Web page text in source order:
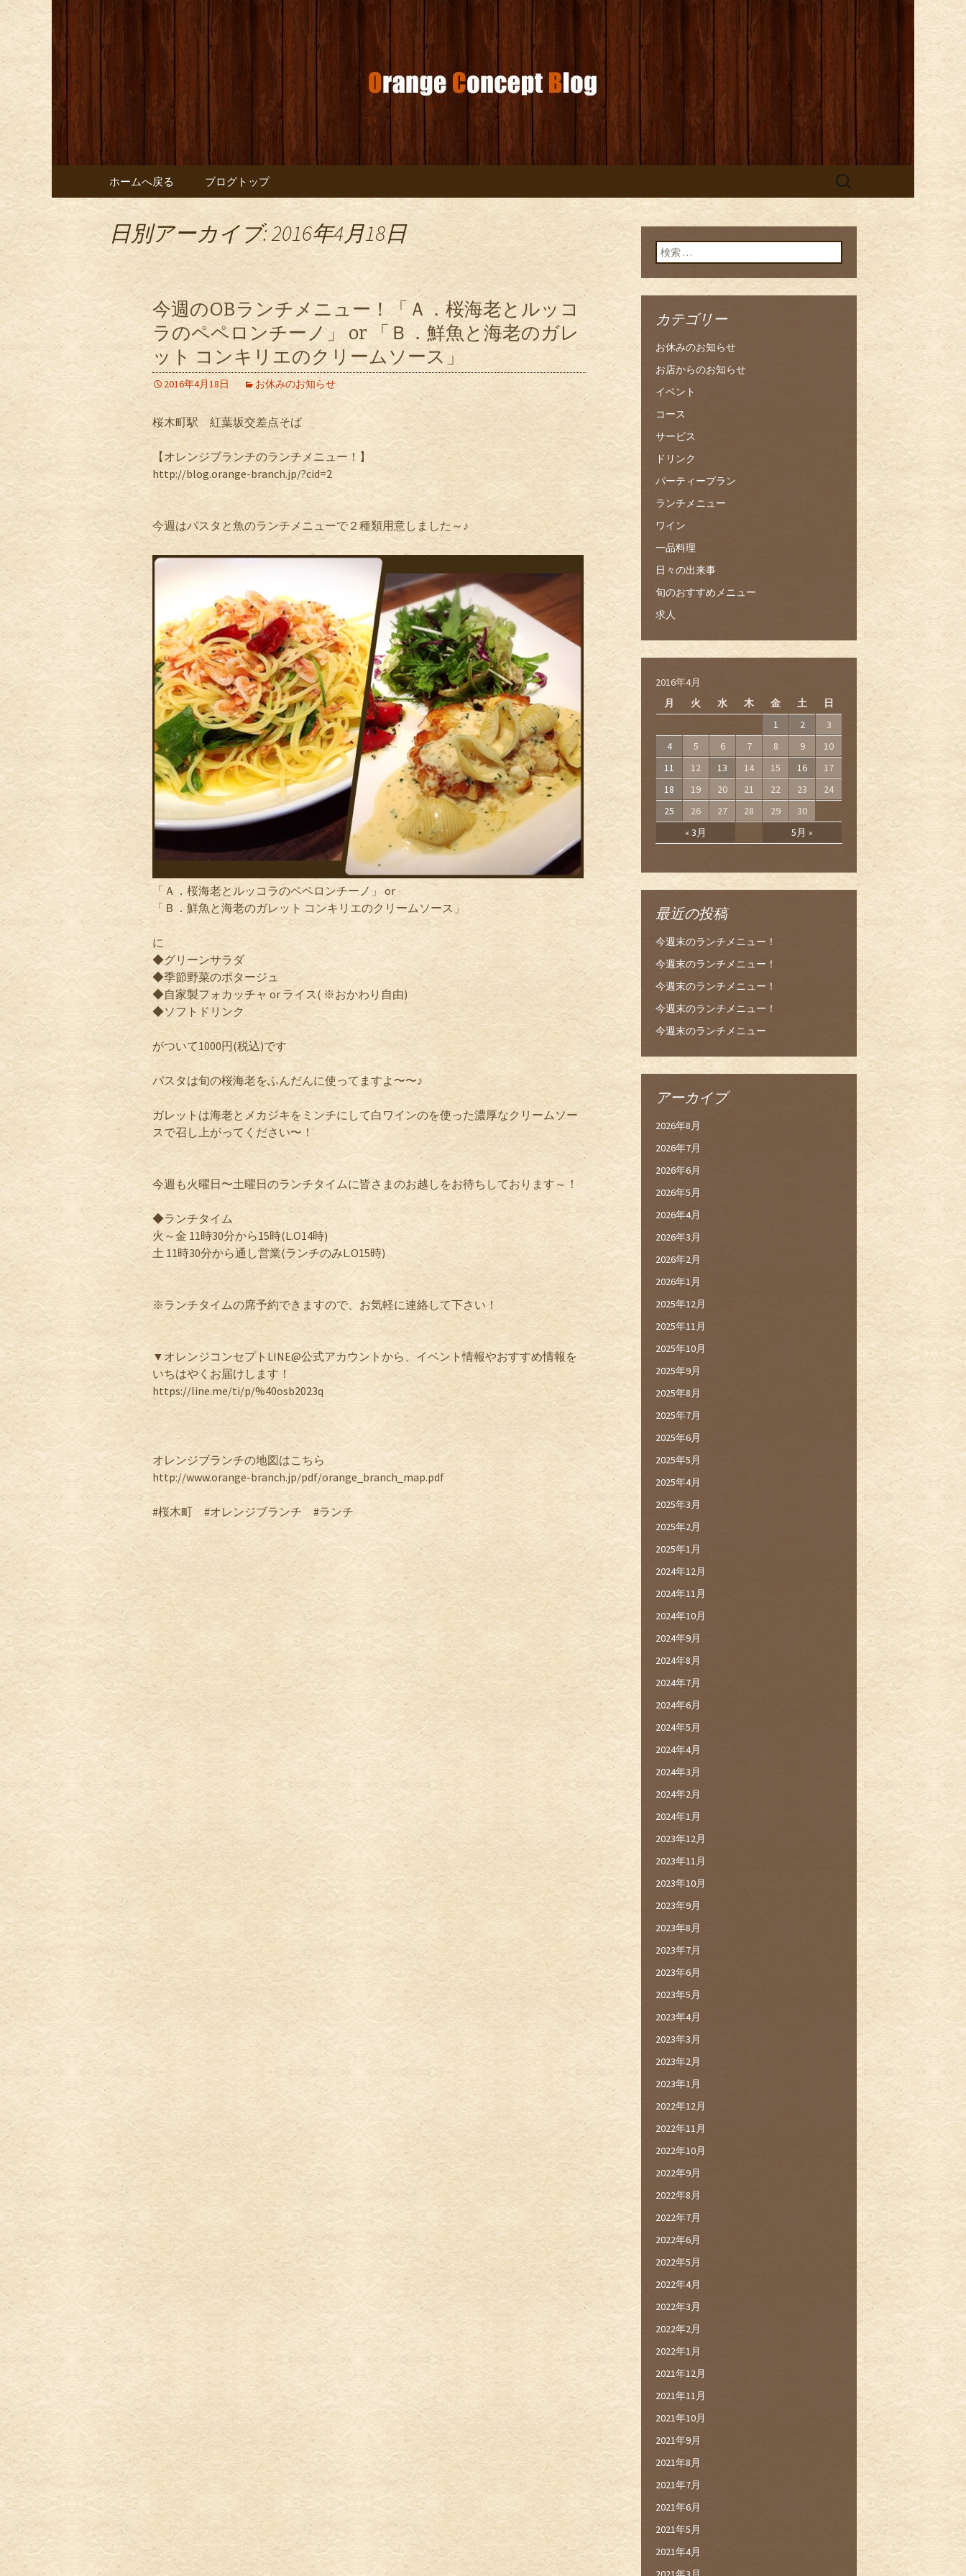
オレンジコンセプトブログ
お店からのお知らせ
コンテンツへ移動
ホームへ戻る ブログトップ
検
日別アーカイブ: 2016年4月18日
今週のOBランチメニュー！「Ａ．桜海老とルッコ
ラのペペロンチーノ」 or 「Ｂ．鮮魚と海老のガレ
ット コンキリエのクリームソース」
2016年4月18日 お休みのお知らせ
桜木町駅 紅葉坂交差点そば
【オレンジブランチのランチメニュー！】
http://blog.orange-branch.jp/?cid=2
今週はパスタと魚のランチメニューで２種類用意しました～♪
「Ａ．桜海老とルッコラのペペロンチーノ」 or
「Ｂ．鮮魚と海老のガレット コンキリエのクリームソース」
に
◆グリーンサラダ
◆季節野菜のポタージュ
◆自家製フォカッチャ or ライス( ※おかわり自由)
◆ソフトドリンク
がついて1000円(税込)です
パスタは旬の桜海老をふんだんに使ってますよ〜〜♪
ガレットは海老とメカジキをミンチにして白ワインのを使った濃厚なクリームソー
スで召し上がってください〜！
今週も火曜日〜土曜日のランチタイムに皆さまのお越しをお待ちしております～！
◆ランチタイム
火～金 11時30分から15時(L.O14時)
土 11時30分から通し営業(ランチのみL.O15時)
※ランチタイムの席予約できますので、お気軽に連絡して下さい！
▼オレンジコンセプトLINE@公式アカウントから、イベント情報やおすすめ情報を
いちはやくお届けします！
https://line.me/ti/p/%40osb2023q
オレンジブランチの地図はこちら
http://www.orange-branch.jp/pdf/orange_branch_map.pdf
#桜木町 #オレンジブランチ #ランチ
検索:
カテゴリー
お休みのお知らせ
お店からのお知らせ
イベント
コース
サービス
ドリンク
パーティープラン
ランチメニュー
ワイン
一品料理
日々の出来事
旬のおすすめメニュー
求人
2016年4月
月
火 水 木 金 土 日
« 3月 5月 »
1 2
3
4
5 6 7 8 9
10
11
12 13 14 15 16
17
18
19 20 21 22 23
24
25
26 27 28 29 30
最近の投稿
今週末のランチメニュー！
今週末のランチメニュー！
今週末のランチメニュー！
今週末のランチメニュー！
今週末のランチメニュー
アーカイブ
2026年8月
2026年7月
2026年6月
2026年5月
2026年4月
2026年3月
2026年2月
2026年1月
2025年12月
2025年11月
2025年10月
2025年9月
2025年8月
2025年7月
2025年6月
2025年5月
2025年4月
2025年3月
2025年2月
2025年1月
2024年12月
2024年11月
2024年10月
2024年9月
2024年8月
2024年7月
2024年6月
2024年5月
2024年4月
2024年3月
2024年2月
2024年1月
2023年12月
2023年11月
2023年10月
2023年9月
2023年8月
2023年7月
2023年6月
2023年5月
2023年4月
2023年3月
2023年2月
2023年1月
2022年12月
2022年11月
2022年10月
2022年9月
2022年8月
2022年7月
2022年6月
2022年5月
2022年4月
2022年3月
2022年2月
2022年1月
2021年12月
2021年11月
2021年10月
2021年9月
2021年8月
2021年7月
2021年6月
2021年5月
2021年4月